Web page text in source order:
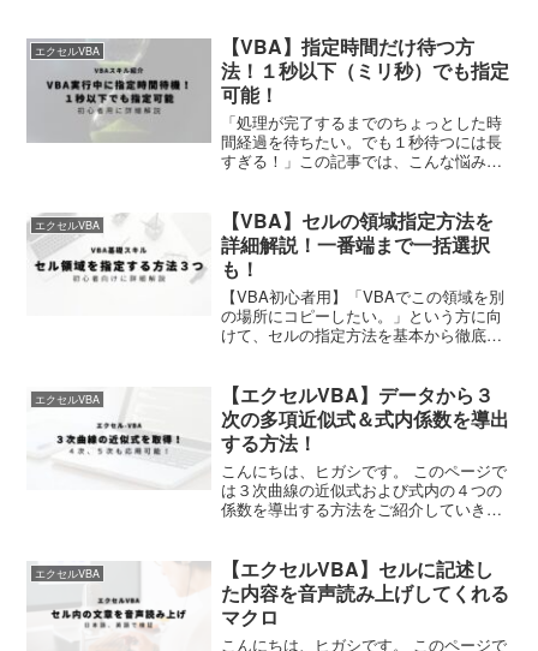
エクセルVBA
【VBA】指定時間だけ待つ方
法！１秒以下（ミリ秒）でも指定
可能！
「処理が完了するまでのちょっとした時
間経過を待ちたい。でも１秒待つには長
すぎる！」この記事では、こんな悩みを
エクセルVBA
【VBA】セルの領域指定方法を
詳細解説！一番端まで一括選択
も！
【VBA初心者用】「VBAでこの領域を別
の場所にコピーしたい。」という方に向
けて、セルの指定方法を基本から徹底解
エクセルVBA
【エクセルVBA】データから３
次の多項近似式＆式内係数を導出
する方法！
こんにちは、ヒガシです。 このページで
は３次曲線の近似式および式内の４つの
係数を導出する方法をご紹介していきま
加 ③多項式近似を選択 ④グラフに数式を
表示 といっ...
エクセルVBA
【エクセルVBA】セルに記述し
た内容を音声読み上げしてくれる
マクロ
こんにちは、ヒガシです。 このページで